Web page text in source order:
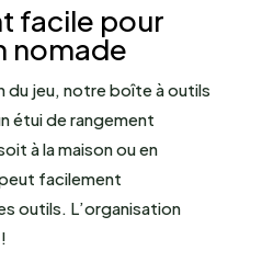
facile pour
nomade
du jeu, notre boîte à outils
étui de rangement
à la maison ou en
facilement
outils. L’organisation